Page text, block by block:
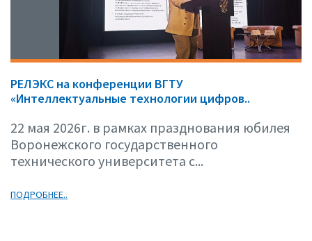
РЕЛЭКС на конференции ВГТУ
«Интеллектуальные технологии цифров..
22 мая 2026г. в рамках празднования юбилея
Воронежского государственного
технического университета с...
ПОДРОБНЕЕ..